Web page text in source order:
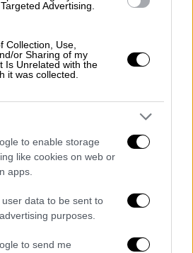
Advertising.
Collection, Use,
or Sharing of my
Is Unrelated with the
it was collected.
to enable storage
like cookies on web or
apps.
data to be sent to
purposes.
to send me
13:59
η Σάκκαρη και
στην Ελλάδα επί της
2-0 σετ της
Τένις